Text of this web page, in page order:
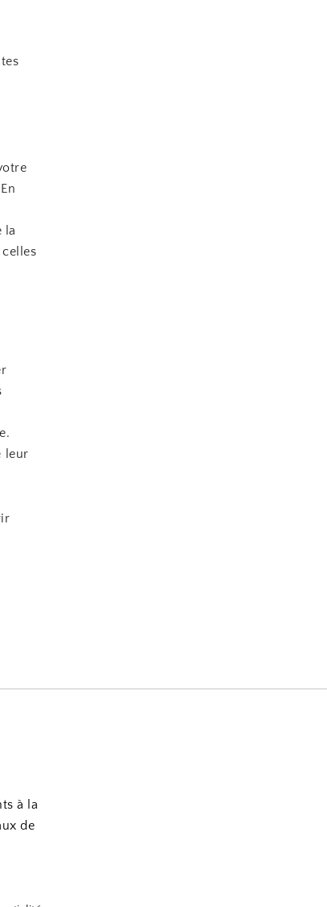
la
leur
à la
de